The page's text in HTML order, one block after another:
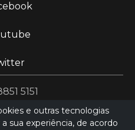
5151
e outras tecnologias
sua experiência, de acordo